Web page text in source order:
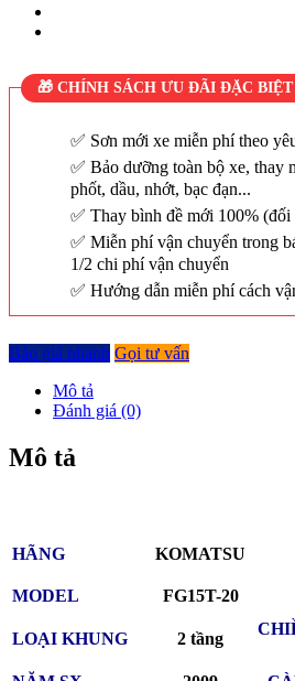
🎁 CHÍNH SÁCH ƯU ĐÃI ĐẶC BIỆT
Sơn mới xe miễn phí theo
Bảo dưỡng toàn bộ xe, thay
phốt, dầu, nhớt, bạc đạn...
Thay bình đề mới 100%
Miễn phí vận chuyển trong
1/2 chi phí vận chuyển
Hướng dẫn miễn phí cách
Báo giá nhanh Gọi tư vấn
Mô tả
Đánh giá (0)
Mô tả
HÃNG KOMATSU
MODEL FG15T-20
LOẠI KHUNG 2 tầng